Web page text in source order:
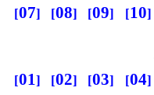
07
08 09 10
01 02 03 04